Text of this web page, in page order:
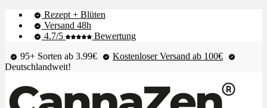
Rezept + Blüten
Versand 48h
4.7/5
Bewertung
95+ Sorten ab 3.99€
Kostenloser Versand ab 100€
Deutschlandweit!